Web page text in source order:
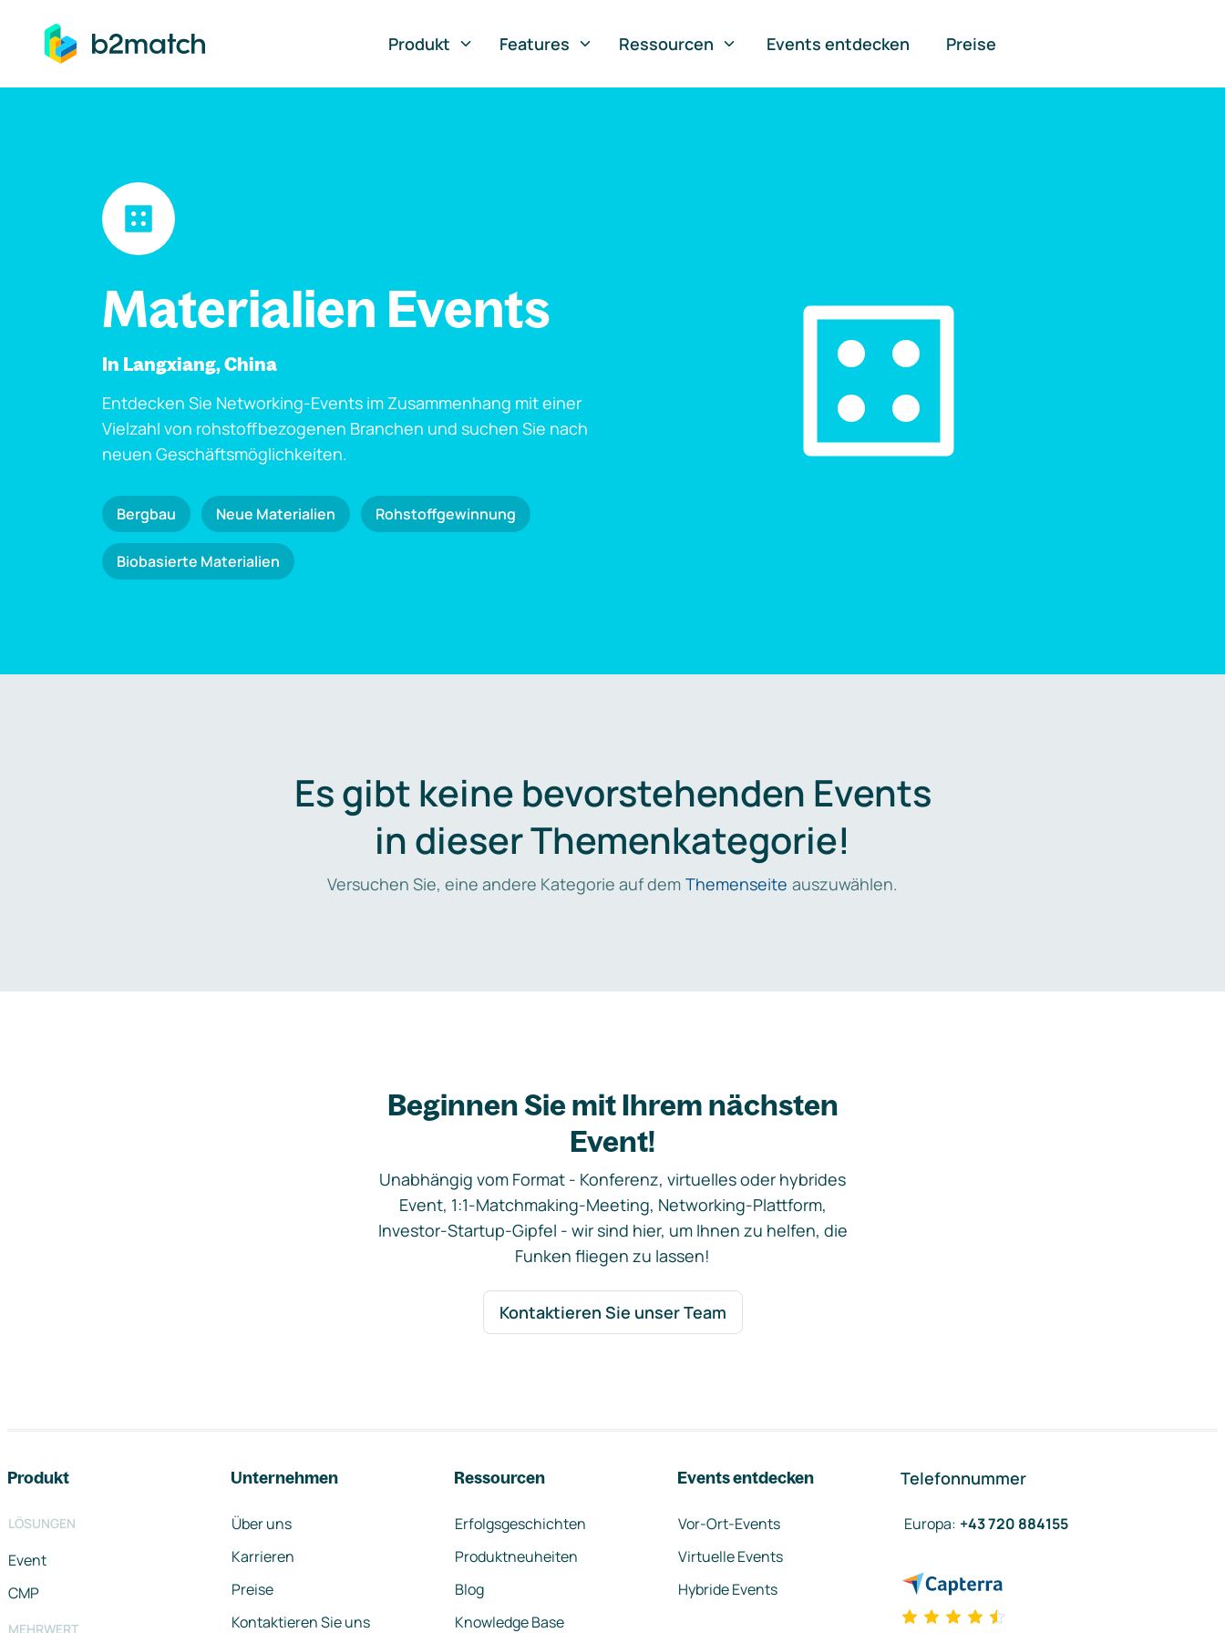
springen
Produkt
Features Ressourcen Events entdecken Preise
Materialien Events
In Langxiang, China
Entdecken Sie Networking-Events im Zusammenhang mit einer
Vielzahl von rohstoffbezogenen Branchen und suchen Sie nach
neuen Geschäftsmöglichkeiten.
Bergbau Neue Materialien Rohstoffgewinnung
Biobasierte Materialien
Es gibt keine bevorstehenden Events
in dieser Themenkategorie!
Versuchen Sie, eine andere Kategorie auf dem Themenseite auszuwählen.
Beginnen Sie mit Ihrem nächsten
Event!
Unabhängig vom Format - Konferenz, virtuelles oder hybrides
Event, 1:1-Matchmaking-Meeting, Networking-Plattform,
Investor-Startup-Gipfel - wir sind hier, um Ihnen zu helfen, die
Funken fliegen zu lassen!
Kontaktieren Sie unser Team
Produkt
LÖSUNGEN
Event
CMP
MEHRWERT
Unternehmen
Über uns
Karrieren
Preise
Kontaktieren Sie uns
Ressourcen
Erfolgsgeschichten
Produktneuheiten
Blog
Knowledge Base
Events entdecken
Vor-Ort-Events
Virtuelle Events
Hybride Events
Telefonnummer
Europa: +43 720 884155